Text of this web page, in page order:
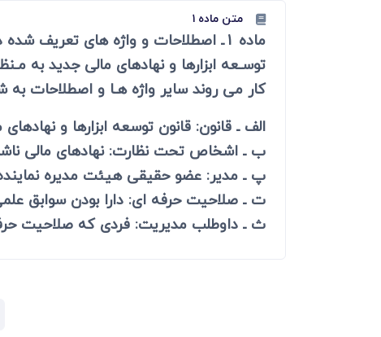
متن ماده ۱
کار می روند سایر واژه هـا و اصطلاحات
الف ـ قانون: قانون توسعه ابزارها و نهادهای مالی
ب ـ اشخاص تحت نظارت: نهادهای مالی
پ ـ مدیر: عضو حقیقی هیئت مدیره
ت ـ صلاحیت حرفه ای: دارا بودن سوابق
ث ـ داوطلب مدیریت: فردی که صلاحیت